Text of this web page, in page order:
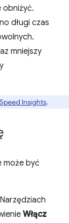
obniżyć.
długi czas
mniejszy
Insights.
może być
Włącz